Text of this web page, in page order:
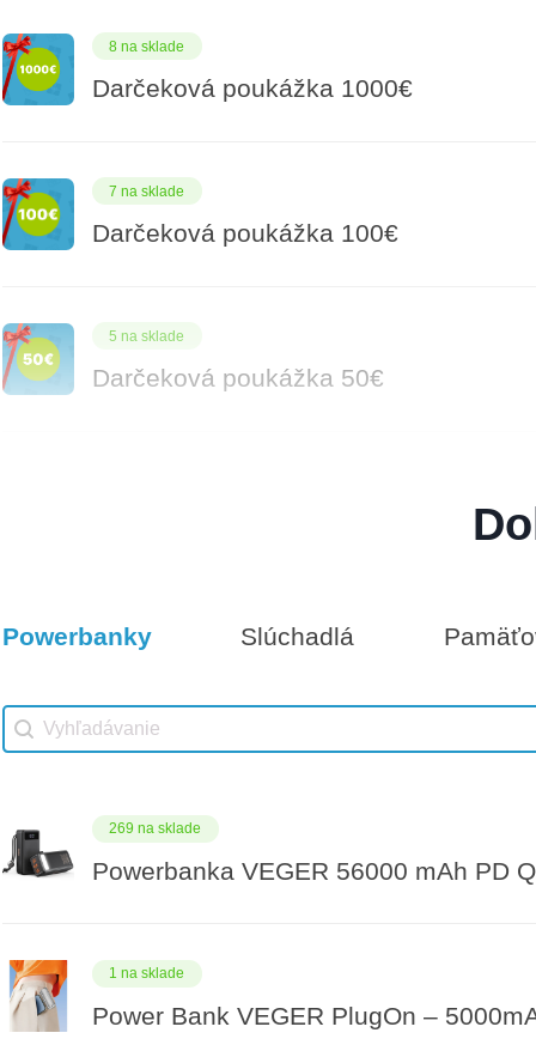
8 na sklade
Darčeková poukážka 1000€
7 na sklade
Darčeková poukážka 100€
5 na sklade
Darčeková poukážka 50€
12 na sklade
Vhodné príslušenstvo
Powerbanky Slúchadlá
Vhodné príslušenstvo search
Search content
269 na sklade
Powerbanka VEGER 56000 mAh PD
1 na sklade
Power Bank VEGER PlugOn –